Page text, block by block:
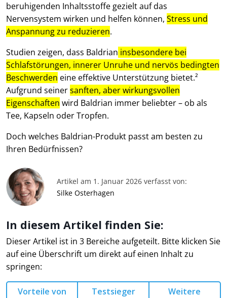
beruhigenden Inhaltsstoffe gezielt auf das
Nervensystem wirken und helfen können, Stress und
Anspannung zu reduzieren.
Studien zeigen, dass Baldrian insbesondere bei
Schlafstörungen, innerer Unruhe und nervös bedingten
Beschwerden eine effektive Unterstützung bietet.²
Aufgrund seinersanften, aber wirkungsvollen
Eigenschaften wird Baldrian immer beliebter – ob als
Tee, Kapseln oder Tropfen.
Doch welches Baldrian-Produkt passt am besten zu
Ihren Bedürfnissen?
Artikel am 1. Januar 2026 verfasst von:
Silke Osterhagen
In diesem Artikel finden Sie:
Dieser Artikel ist in 3 Bereiche aufgeteilt. Bitte klicken Sie
auf eine Überschrift um direkt auf einen Inhalt zu
springen:
Vorteile von
Testsieger
Weitere